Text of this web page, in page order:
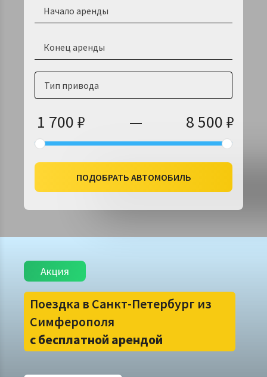
Тип привода
1 700₽ — 8 500₽
ПОДОБРАТЬ АВТОМОБИЛЬ
Акция
Поездка в Санкт-Петербург из
Симферополя
с бесплатной арендой